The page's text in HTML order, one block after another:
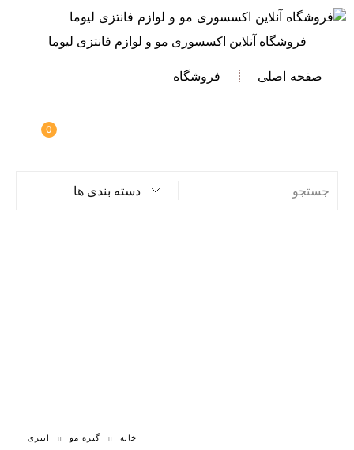
فروشگاه آنلاین اکسسوری مو و لوازم فانتزی لیوما
صفحه اصلی فروشگاه
0
دسته بندی ها
خانه گیره مو انبری